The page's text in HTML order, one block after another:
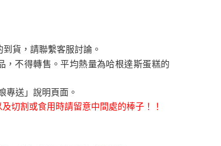
貨，請聯繫客服討論。
，不得轉售。平均熱量為哈根達斯蛋糕的
專送」說明頁面。
切割或食用時請留意中間處的棒子！！